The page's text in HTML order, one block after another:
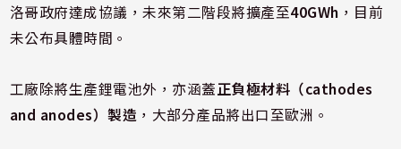
洛哥政府達成協議，未來第二階段將擴產至40GWh ，目前
未公布具體時間。
工廠除將生產鋰電池外，亦涵蓋正負極材料（cathodes
and anodes）製造 ，大部分產品將出口至歐洲。